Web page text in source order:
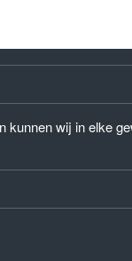
wij in elke